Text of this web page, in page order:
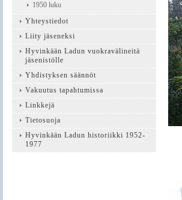
1950 luku
Yhteystiedot
Liity jäseneksi
Hyvinkään Ladun vuokravälineitä
jäsenistölle
Yhdistyksen säännöt
Vakuutus tapahtumissa
Linkkejä
Tietosuoja
Hyvinkään Ladun historiikki 1952-
1977